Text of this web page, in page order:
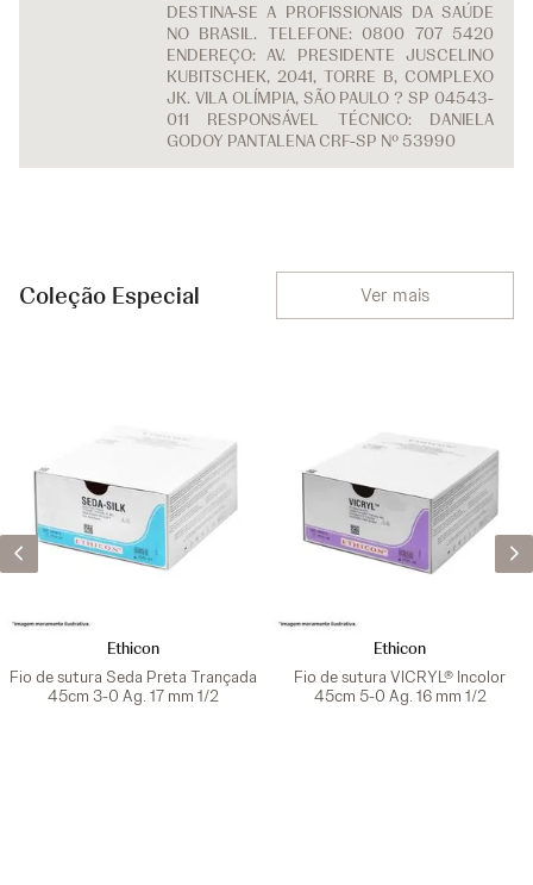
DESTINA-SE A PROFISSIONAIS DA SAÚDE
NO BRASIL. TELEFONE: 0800 707 5420
ENDEREÇO: AV. PRESIDENTE JUSCELINO
KUBITSCHEK, 2041, TORRE B, COMPLEXO
JK. VILA OLÍMPIA, SÃO PAULO ? SP 04543-
011 RESPONSÁVEL TÉCNICO: DANIELA
GODOY PANTALENA CRF-SP Nº 53990
Coleção Especial Ver mais
Ethicon
Fio de sutura Seda Preta Trançada
45cm 3-0 Ag. 17 mm 1/2
Ethicon
Fio de sutura VICRYL® Incolor
45cm 5-0 Ag. 16 mm 1/2